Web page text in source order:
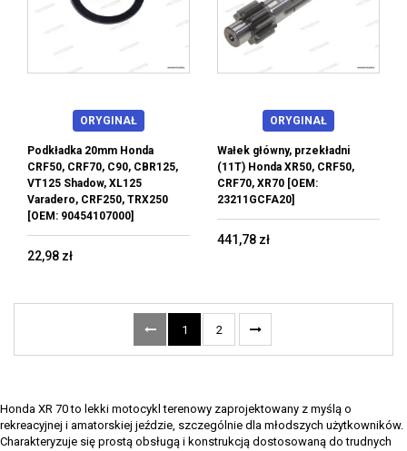
ORYGINAŁ
Podkładka 20mm Honda
CRF50, CRF70, C90, CBR125,
VT125 Shadow, XL125
Varadero, CRF250, TRX250
[OEM: 90454107000]
22,98 zł
ORYGINAŁ
Wałek główny, przekładni
(11T) Honda XR50, CRF50,
CRF70, XR70 [OEM:
23211GCFA20]
441,78 zł
1 2
Honda XR 70 to lekki motocykl terenowy zaprojektowany z myślą o
rekreacyjnej i amatorskiej jeździe, szczególnie dla młodszych użytkowników.
Charakteryzuje się prostą obsługą i konstrukcją dostosowaną do trudnych